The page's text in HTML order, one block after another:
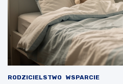
RODZICIELSTWO WSPARCIE